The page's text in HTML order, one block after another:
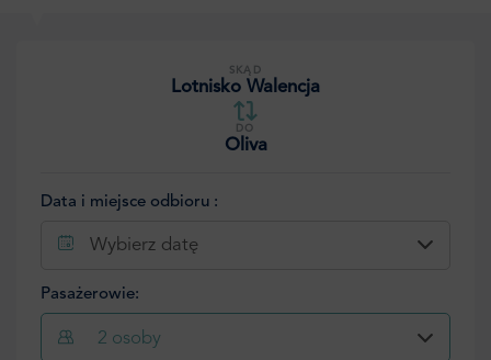
SKĄD
Lotnisko Walencja
DO
Oliva
Data i miejsce odbioru :
Wybierz datę
Pasażerowie:
2 osoby